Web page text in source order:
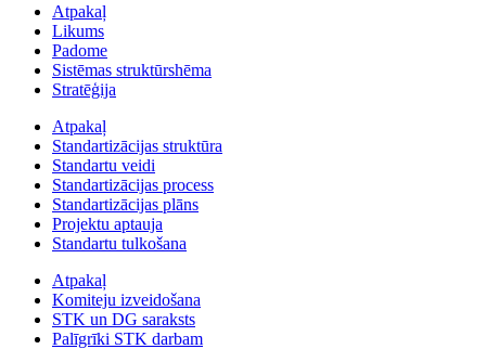
Atpakaļ
Likums
Padome
Sistēmas struktūrshēma
Stratēģija
Atpakaļ
Standartizācijas struktūra
Standartu veidi
Standartizācijas process
Standartizācijas plāns
Projektu aptauja
Standartu tulkošana
Atpakaļ
Komiteju izveidošana
STK un DG saraksts
Palīgrīki STK darbam